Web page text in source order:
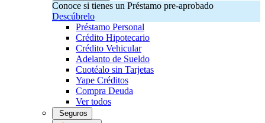
Conoce si tienes un Préstamo pre-aprobado
Descúbrelo
Préstamo Personal
Crédito Hipotecario
Crédito Vehicular
Adelanto de Sueldo
Cuotéalo sin Tarjetas
Yape Créditos
Compra Deuda
Ver todos
Seguros